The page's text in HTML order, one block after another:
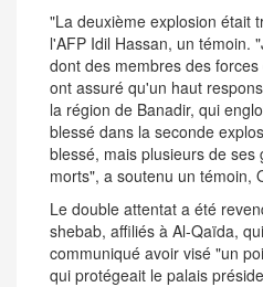
"La deuxième explosion était
l'AFP Idil Hassan, un témoin.
dont des membres des
ont assuré qu'un haut
la région de Banadir, qui
blessé dans la seconde
blessé, mais plusieurs de
morts", a soutenu un témoin,
Le double attentat a été
shebab, affiliés à Al-Qaïda,
communiqué avoir visé "un
qui protégeait le palais